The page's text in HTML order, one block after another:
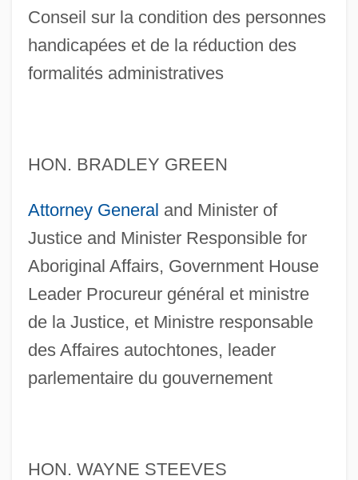
Conseil sur la condition des personnes
handicapées et de la réduction des
formalités administratives
HON. BRADLEY GREEN
Attorney General and Minister of
Justice and Minister Responsible for
Aboriginal Affairs, Government House
Leader Procureur général et ministre
de la Justice, et Ministre responsable
des Affaires autochtones, leader
parlementaire du gouvernement
HON. WAYNE STEEVES